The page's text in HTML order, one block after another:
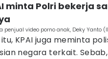
minta Polri bekerja
penjual video porno anak, Deky Yanto
itu, KPAI juga meminta
negara terkait.